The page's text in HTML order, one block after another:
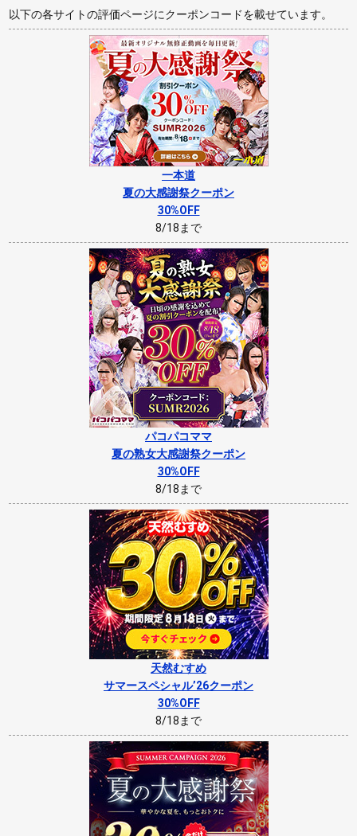
以下の各サイトの評価ページにクーポンコードを載せています。
一本道
夏の大感謝祭クーポン
30%OFF
8/18まで
パコパコママ
夏の熟女大感謝祭クーポン
30%OFF
8/18まで
天然むすめ
サマースペシャル’26クーポン
30%OFF
8/18まで